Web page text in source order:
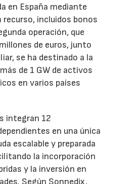
en España mediante
incluidos bonos
operación, que
de euros, junto
se ha destinado a la
de 1 GW de activos
en varios países
integran 12
en una única
escalable y preparada
la incorporación
y la inversión en
Según Sonnedix,